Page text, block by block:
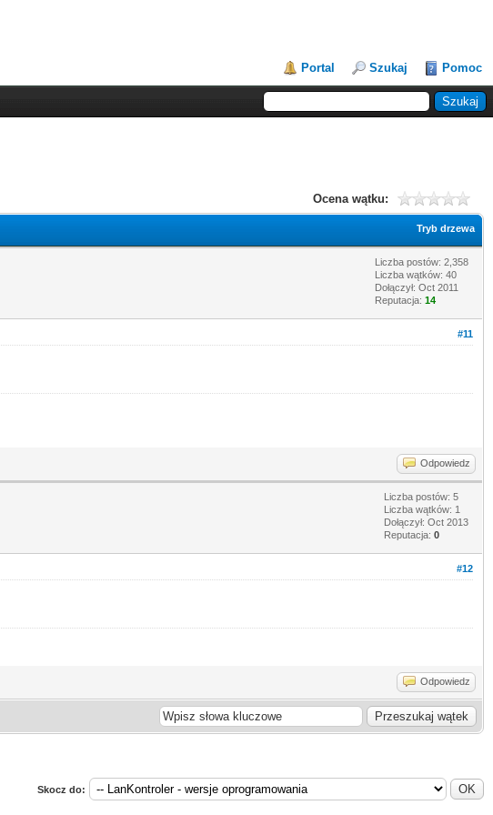
Portal Szukaj Pomoc
Ocena wątku:
Tryb drzewa
Liczba postów: 2,358
Liczba wątków: 40
Dołączył: Oct 2011
Reputacja: 14
#11
Odpowiedz
Liczba postów: 5
Liczba wątków: 1
Dołączył: Oct 2013
Reputacja: 0
#12
Odpowiedz
Skocz do: